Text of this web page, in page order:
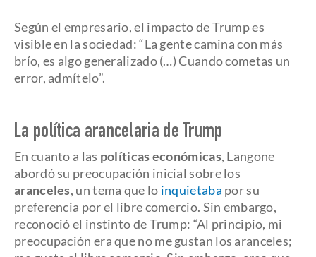
of
16
minutes,
21
seconds
Según el empresario, el impacto de Trump es
visible en la sociedad: “La gente camina con más
brío, es algo generalizado (…) Cuando cometas un
error, admítelo”.
La política arancelaria de Trump
En cuanto a las políticas económicas, Langone
abordó su preocupación inicial sobre los
aranceles, un tema que lo inquietaba por su
preferencia por el libre comercio. Sin embargo,
reconoció el instinto de Trump: “Al principio, mi
preocupación era que no me gustan los aranceles;